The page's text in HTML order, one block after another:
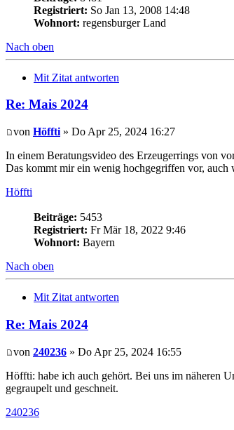
Registriert: So Jan 13, 2008 14:48
Wohnort: regensburger Land
Nach oben
Mit Zitat antworten
Re: Mais 2024
von Höffti » Do Apr 25, 2024 16:27
In einem Beratungsvideo des Erzeugerrings von
Das kommt mir ein wenig hochgegriffen vor, auch
Höffti
Beiträge: 5453
Registriert: Fr Mär 18, 2022 9:46
Wohnort: Bayern
Nach oben
Mit Zitat antworten
Re: Mais 2024
von 240236 » Do Apr 25, 2024 16:55
Höffti: habe ich auch gehört. Bei uns im näheren
gegraupelt und geschneit.
240236